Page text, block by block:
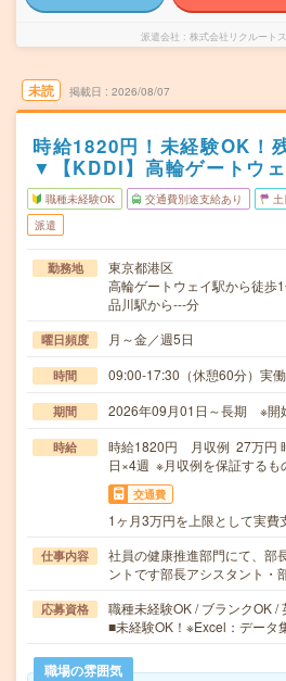
派遣会社 株式会社リクルート
未読 掲載日 2026/08/07
時給1820円！未経験OK！
▼【KDDI】高輪ゲートウ
職種未経験OK 交通費別途支給あり
派遣
勤務地
東京都港区
高輪ゲートウェイ駅から徒歩
品川駅から---分
曜日頻度 月～金／週5日
時間 09:00-17:30（休憩60分）実
期間 2026年09月01日～長期 ※開
時給
時給1820円 月収例 27万円
日×4週 ※月収例を保証するも
交通費
1ヶ月3万円を上限として実費
仕事内容
社員の健康推進部門にて、部
ントです部長アシスタント
応募資格
職種未経験OK / ブランクOK /
■未経験OK！※Excel：データ
職場の雰囲気